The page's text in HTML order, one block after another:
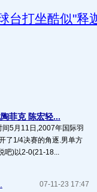
台打坐酷似"释
菲克 陈宏轻...
5月11日,2007年国际羽
了1/4决赛的角逐.男单方
吧)以2-0(21-18...
07-11-23 17:47